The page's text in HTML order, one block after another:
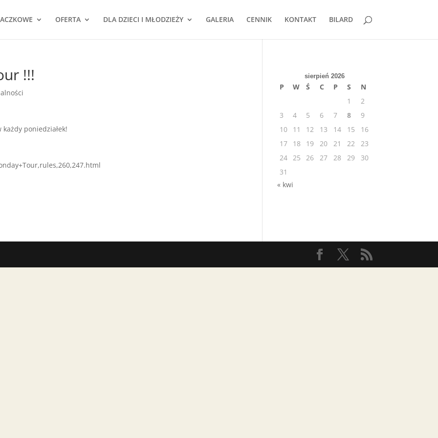
OFERTA DLA DZIECI I MŁODZIEŻY GALERIA CENNIK KONTAKT BILARD
!!!
poniedziałek!
sierpień 2026
P W Ś C P S
N
1
2
3
4 5 6 7 8
9
10
11 12 13 14 15
16
17
18 19 20 21 22
23
24 25 26 27 28 29
30
31
« kwi